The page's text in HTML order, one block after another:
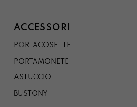
ACCESSORI
PORTACOSETTE
PORTAMONETE
ASTUCCIO
BUSTONY